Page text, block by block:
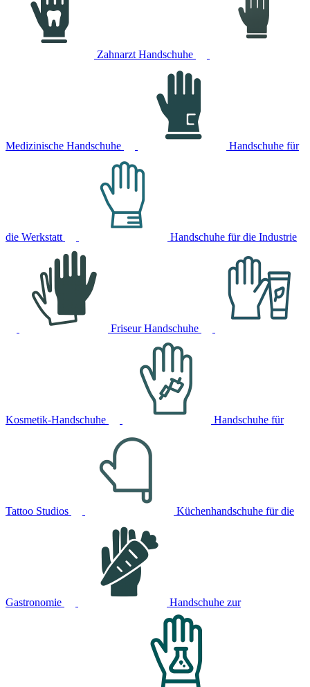
Zahnarzt Handschuhe
Medizinische Handschuhe Handschuhe für
die Werkstatt Handschuhe für die Industrie
Friseur Handschuhe
Kosmetik-Handschuhe Handschuhe für
Tattoo Studios Küchenhandschuhe für die
Gastronomie Handschuhe zur